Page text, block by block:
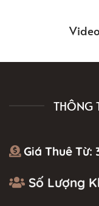
THÔNG
Giá Thuê Từ:
Số Lượng